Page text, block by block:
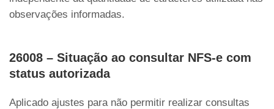
observações informadas.
26008 – Situação ao consultar NFS-e com
status autorizada
Aplicado ajustes para não permitir realizar consultas